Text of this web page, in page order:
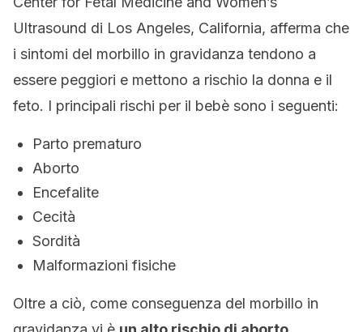
Ultrasound di Los Angeles, California, afferma che
i sintomi del morbillo in gravidanza tendono a
essere peggiori e mettono a rischio la donna e il
feto. I principali rischi per il bebè sono i seguenti:
Parto prematuro
Aborto
Encefalite
Cecità
Sordità
Malformazioni fisiche
Oltre a ciò, come conseguenza del morbillo in